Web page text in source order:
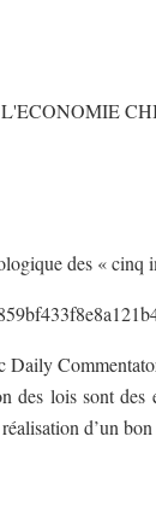
des « cinq
des lois sont des
d’un